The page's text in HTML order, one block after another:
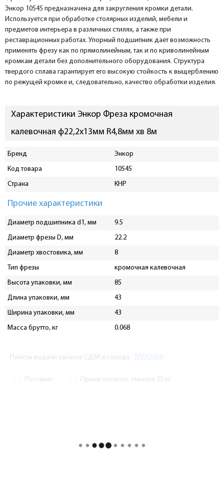
Энкор 10545 предназначена для закругления кромки детали.
Используется при обработке столярных изделий, мебели и
предметов интерьера в различных стилях, а также при
реставрационных работах. Упорный подшипник дает возможность
применять фрезу как по прямолинейным, так и по криволинейным
кромкам детали без дополнительного оборудования. Структура
твердого сплава гарантирует его высокую стойкость к выщерблению
по режущей кромке и, следовательно, качество обработки изделия.
Характеристики Энкор Фреза кромочная
калевочная ф22,2х13мм R4,8мм хв 8м
Бренд
Энкор
Код товара
10545
Страна
КНР
Прочие характеристики
Диаметр подшипника d1, мм
9.5
Диаметр фрезы D, мм
22.2
Диаметр хвостовика, мм
8
Тип фрезы
кромочная калевочная
Высота упаковки, мм
85
Длина упаковки, мм
43
Ширина упаковки, мм
43
Масса брутто, кг
0.068
Пункты выдачи заказов СДЭК в городе
Постамат Прием посылок тяжелее 35 кг